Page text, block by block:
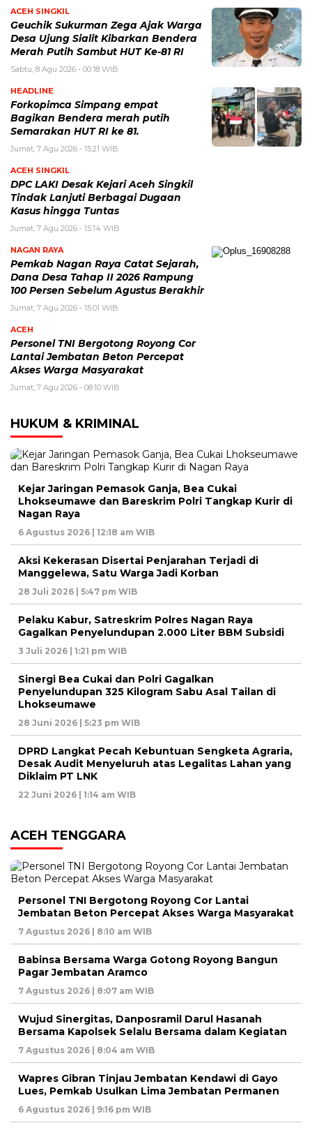
ACEH SINGKIL
Geuchik Sukurman Zega Ajak Warga
Desa Ujung Sialit Kibarkan Bendera
Merah Putih Sambut HUT Ke-81 RI
Sabtu, 8 Agu 2026 - 00:18 WIB
HEADLINE
Forkopimca Simpang empat
Bagikan Bendera merah putih
Semarakan HUT RI ke 81.
Jumat, 7 Agu 2026 - 15:21 WIB
ACEH SINGKIL
DPC LAKI Desak Kejari Aceh Singkil
Tindak Lanjuti Berbagai Dugaan
Kasus hingga Tuntas
Jumat, 7 Agu 2026 - 15:14 WIB
NAGAN RAYA
Pemkab Nagan Raya Catat Sejarah,
Dana Desa Tahap II 2026 Rampung
100 Persen Sebelum Agustus Berakhir
Jumat, 7 Agu 2026 - 15:01 WIB
ACEH
Personel TNI Bergotong Royong Cor
Lantai Jembatan Beton Percepat
Akses Warga Masyarakat
Jumat, 7 Agu 2026 - 08:10 WIB
HUKUM & KRIMINAL
Kejar Jaringan Pemasok Ganja, Bea Cukai
Lhokseumawe dan Bareskrim Polri Tangkap Kurir di
Nagan Raya
6 Agustus 2026 | 12:18 am WIB
Aksi Kekerasan Disertai Penjarahan Terjadi di
Manggelewa, Satu Warga Jadi Korban
28 Juli 2026 | 5:47 pm WIB
Pelaku Kabur, Satreskrim Polres Nagan Raya
Gagalkan Penyelundupan 2.000 Liter BBM Subsidi
3 Juli 2026 | 1:21 pm WIB
Sinergi Bea Cukai dan Polri Gagalkan
Penyelundupan 325 Kilogram Sabu Asal Tailan di
Lhokseumawe
28 Juni 2026 | 5:23 pm WIB
DPRD Langkat Pecah Kebuntuan Sengketa Agraria,
Desak Audit Menyeluruh atas Legalitas Lahan yang
Diklaim PT LNK
22 Juni 2026 | 1:14 am WIB
ACEH TENGGARA
Personel TNI Bergotong Royong Cor Lantai
Jembatan Beton Percepat Akses Warga Masyarakat
7 Agustus 2026 | 8:10 am WIB
Babinsa Bersama Warga Gotong Royong Bangun
Pagar Jembatan Aramco
7 Agustus 2026 | 8:07 am WIB
Wujud Sinergitas, Danposramil Darul Hasanah
Bersama Kapolsek Selalu Bersama dalam Kegiatan
7 Agustus 2026 | 8:04 am WIB
Wapres Gibran Tinjau Jembatan Kendawi di Gayo
Lues, Pemkab Usulkan Lima Jembatan Permanen
6 Agustus 2026 | 9:16 pm WIB